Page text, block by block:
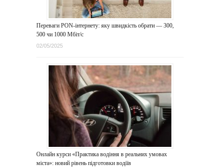
Переваги PON-інтернету: яку швидкість обрати — 300,
500 чи 1000 Мбіт/с
02/05/2025
Онлайн курси «Практика водіння в реальних умовах
міста»: новий рівень підготовки водіїв